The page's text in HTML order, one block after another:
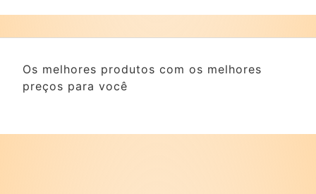
Os melhores produtos com os melhores
preços para você